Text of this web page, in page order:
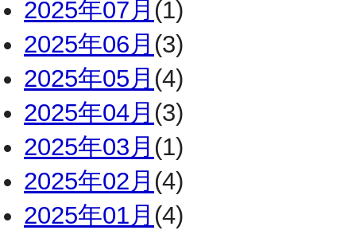
2025年07月 (1)
2025年06月 (3)
2025年05月 (4)
2025年04月 (3)
2025年03月 (1)
2025年02月 (4)
2025年01月 (4)